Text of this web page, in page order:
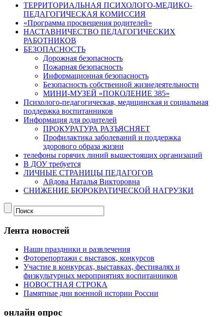
ТЕРРИТОРИАЛЬНАЯ ПСИХОЛОГО-МЕДИКО-
ПЕДАГОГИЧЕСКАЯ КОМИССИЯ
«Программа просвещения родителей»
НАСТАВНИЧЕСТВО ПЕДАГОГИЧЕСКИХ
РАБОТНИКОВ
БЕЗОПАСНОСТЬ
Дорожная безопасность
Пожарная безопасность
Информационная безопасность
Безопасность собственной жизнедеятельности
МИНИ-МУЗЕЙ «ПОКОЛЕНИЕ 385»
Психолого-педагогическая, медицинская и социальная
поддержка воспитанников
Информация для родителей
ПРОКУРАТУРА РАЗЪЯСНЯЕТ
Профилактика заболеваний и поддержка
здорового образа жизни
телефоны горячих линий вышестоящих организаций
В ДОУ требуется
ЛИЧНЫЕ СТРАНИЦЫ ПЕДАГОГОВ
Айдова Наталья Викторовна
СНИЖЕНИЕ БЮРОКРАТИЧЕСКОЙ НАГРУЗКИ
Лента новостей
Наши праздники и развлечения
Фоторепортажи с выставок, конкурсов
Участие в конкурсах, выставках, фестивалях и
физкультурных мероприятиях воспитанников
НОВОСТНАЯ СТРОКА
Памятные дни военной истории России
онлайн опрос